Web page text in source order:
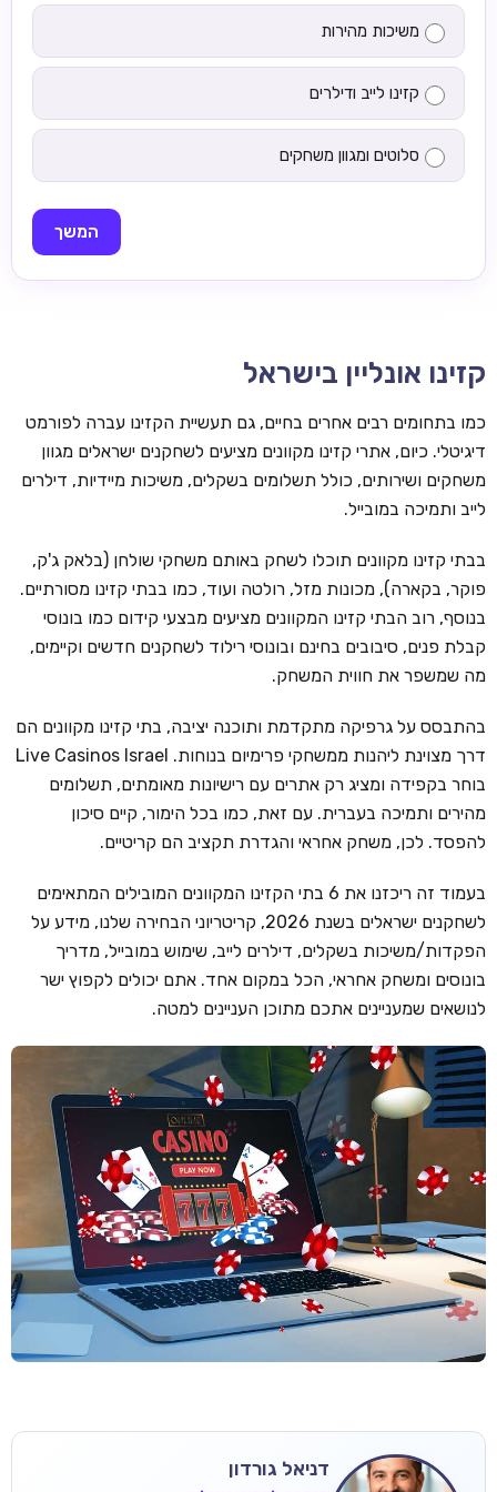
משיכות מהירות
קזינו לייב ודילרים
סלוטים ומגוון משחקים
המשך
קזינו אונליין בישראל
כמו בתחומים רבים אחרים בחיים, גם תעשיית הקזינו עברה לפורמט
דיגיטלי. כיום, אתרי קזינו מקוונים מציעים לשחקנים ישראלים מגוון
משחקים ושירותים, כולל תשלומים בשקלים, משיכות מיידיות, דילרים
לייב ותמיכה במובייל.
בבתי קזינו מקוונים תוכלו לשחק באותם משחקי שולחן (בלאק ג'ק,
פוקר, בקארה), מכונות מזל, רולטה ועוד, כמו בבתי קזינו מסורתיים.
בנוסף, רוב הבתי קזינו המקוונים מציעים מבצעי קידום כמו בונוסי
קבלת פנים, סיבובים בחינם ובונוסי רילוד לשחקנים חדשים וקיימים,
מה שמשפר את חווית המשחק.
בהתבסס על גרפיקה מתקדמת ותוכנה יציבה, בתי קזינו מקוונים הם
דרך מצוינת ליהנות ממשחקי פרימיום בנוחות. Live Casinos Israel
בוחר בקפידה ומציג רק אתרים עם רישיונות מאומתים, תשלומים
מהירים ותמיכה בעברית. עם זאת, כמו בכל הימור, קיים סיכון
להפסד. לכן, משחק אחראי והגדרת תקציב הם קריטיים.
בעמוד זה ריכזנו את 6 בתי הקזינו המקוונים המובילים המתאימים
לשחקנים ישראלים בשנת 2026, קריטריוני הבחירה שלנו, מידע על
הפקדות/משיכות בשקלים, דילרים לייב, שימוש במובייל, מדריך
בונוסים ומשחק אחראי, הכל במקום אחד. אתם יכולים לקפוץ ישר
לנושאים שמעניינים אתכם מתוכן העניינים למטה.
דניאל גורדון